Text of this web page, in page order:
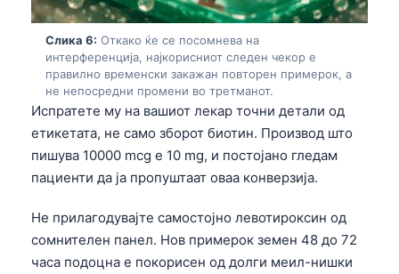
Слика 6: Откако ќе се посомнева на
интерференција, најкорисниот следен чекор е
правилно временски закажан повторен примерок, а
не непосредни промени во третманот.
Испратете му на вашиот лекар точни детали од
етикетата, не само зборот биотин. Производ што
пишува 10000 mcg е 10 mg, и постојано гледам
пациенти да ја пропуштаат оваа конверзија.
Не прилагодувајте самостојно левотироксин од
сомнителен панел. Нов примерок земен 48 до 72
часа подоцна е покорисен од долги меил-нишки
Azərbaycan dili
ქართული
Русский
Lietuvių kalba
Polski
한국어